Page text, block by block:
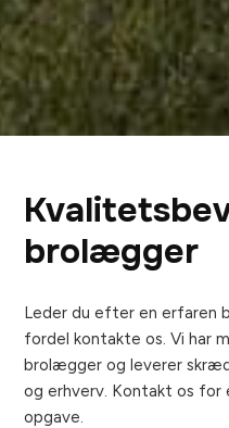
brolægger
Leder du efter en erfaren
fordel kontakte os. Vi har
brolægger og leverer
og erhverv. Kontakt os
opgave.